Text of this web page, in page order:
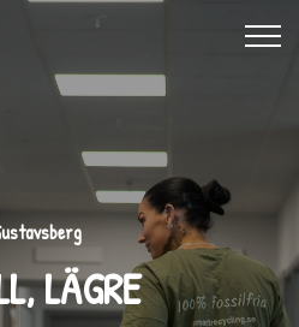
LÄGRE